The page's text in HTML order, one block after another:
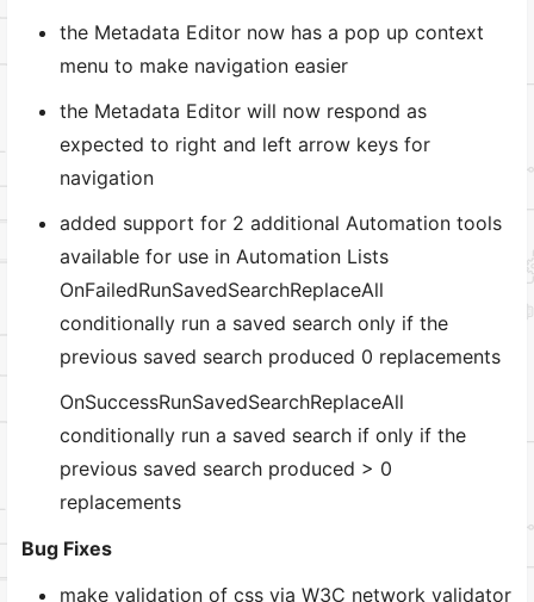
the Metadata Editor now has a pop up context
menu to make navigation easier
the Metadata Editor will now respond as
expected to right and left arrow keys for
navigation
added support for 2 additional Automation tools
available for use in Automation Lists
OnFailedRunSavedSearchReplaceAll
conditionally run a saved search only if the
previous saved search produced 0 replacements
OnSuccessRunSavedSearchReplaceAll
conditionally run a saved search if only if the
previous saved search produced > 0
replacements
Bug Fixes
make validation of css via W3C network validator